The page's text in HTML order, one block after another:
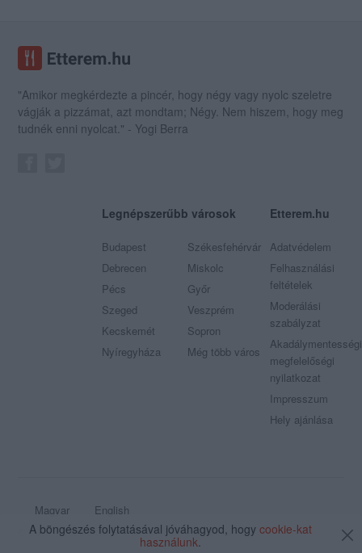
"Amikor megkérdezte a pincér, hogy négy vagy nyolc szeletre
vágják a pizzámat, azt mondtam; Négy. Nem hiszem, hogy meg
tudnék enni nyolcat." - Yogi Berra
Legnépszerűbb városok
Budapest
Debrecen
Pécs
Szeged
Kecskemét
Nyíregyháza
Székesfehérvár
Miskolc
Győr
Veszprém
Sopron
Még több város
Etterem.hu
Adatvédelem
Felhasználási
feltételek
Moderálási
szabályzat
Akadálymentességi
megfelelőségi
nyilatkozat
Impresszum
Hely ajánlása
Magyar
English
© 2009 - 2026 Etterem.hu - Minden jog fenntartva
A böngészés folytatásával jóváhagyod, hogy cookie-kat
használunk.